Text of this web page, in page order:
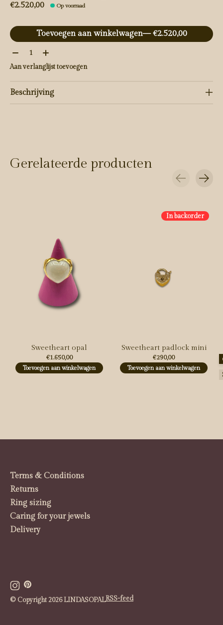
€2.520,00 Op voorraad
Toevoegen aan winkelwagen
— €2.520,00
Aantal:
Aan verlanglijst toevoegen
Beschrijving
Gerelateerde producten
Sweetheart opal
€1.650,00
Toevoegen aan winkelwagen
In backorder
Sweetheart padlock mini
€290,00
Toevoegen aan winkelwagen
Terms & Conditions
Returns
Ring sizing
Caring for your jewels
Delivery
© Copyright 2026 LINDASOPALRSS-feed